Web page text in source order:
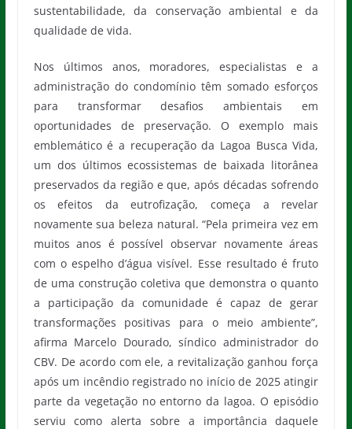
sustentabilidade, da conservação ambiental e da
qualidade de vida.
Nos últimos anos, moradores, especialistas e a
administração do condomínio têm somado esforços
para transformar desafios ambientais em
oportunidades de preservação. O exemplo mais
emblemático é a recuperação da Lagoa Busca Vida,
um dos últimos ecossistemas de baixada litorânea
preservados da região e que, após décadas sofrendo
os efeitos da eutrofização, começa a revelar
novamente sua beleza natural. “Pela primeira vez em
muitos anos é possível observar novamente áreas
com o espelho d’água visível. Esse resultado é fruto
de uma construção coletiva que demonstra o quanto
a participação da comunidade é capaz de gerar
transformações positivas para o meio ambiente”,
afirma Marcelo Dourado, síndico administrador do
CBV. De acordo com ele, a revitalização ganhou força
após um incêndio registrado no início de 2025 atingir
parte da vegetação no entorno da lagoa. O episódio
serviu como alerta sobre a importância daquele